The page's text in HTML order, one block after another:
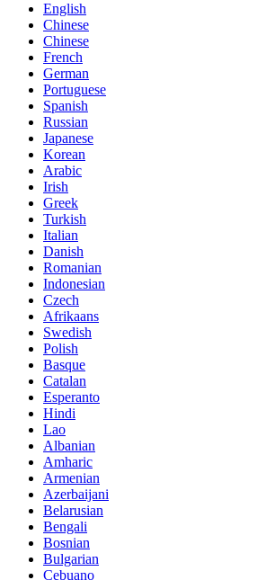
English
Chinese
Chinese
French
German
Portuguese
Spanish
Russian
Japanese
Korean
Arabic
Irish
Greek
Turkish
Italian
Danish
Romanian
Indonesian
Czech
Afrikaans
Swedish
Polish
Basque
Catalan
Esperanto
Hindi
Lao
Albanian
Amharic
Armenian
Azerbaijani
Belarusian
Bengali
Bosnian
Bulgarian
Cebuano